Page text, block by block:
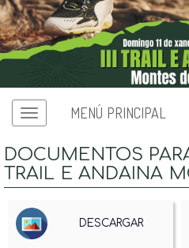
Menú principalMENÚ PRINCIPAL
DOCUMENTOS
TRAIL E ANDAINA
DESCARGAR